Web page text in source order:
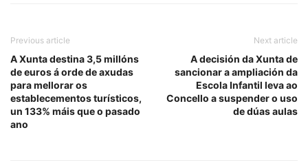
Previous article
A Xunta destina 3,5 millóns
de euros á orde de axudas
para mellorar os
establecementos turísticos,
un 133% máis que o pasado
ano
Next article
A decisión da Xunta de
sancionar a ampliación da
Escola Infantil leva ao
Concello a suspender o uso
de dúas aulas